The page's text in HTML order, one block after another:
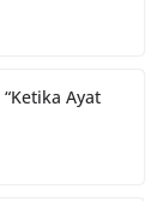
Ayat